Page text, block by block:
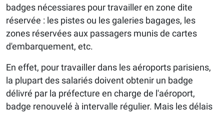
badges nécessiares pour travailler en zone dite
réservée : les pistes ou les galeries bagages, les
zones réservées aux passagers munis de cartes
d'embarquement, etc.
En effet, pour travailler dans les aéroports parisiens,
la plupart des salariés doivent obtenir un badge
délivré par la préfecture en charge de l'aéroport,
badge renouvelé à intervalle régulier. Mais les délais